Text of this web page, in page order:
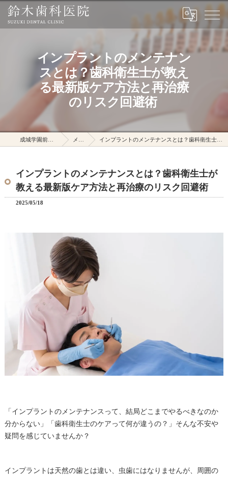
インプラントのメンテナン
スとは？歯科衛生士が教え
る最新版ケア方法と再治療
のリスク回避術
成城学園前駅の鈴木歯科医院 メディア インプラントのメンテナンスとは？歯科衛生士が教える最新版ケア方法と再治療のリスク回避術
インプラントのメンテナンスとは？歯科衛生士が
教える最新版ケア方法と再治療のリスク回避術
2025/05/18
「インプラントのメンテナンスって、結局どこまでやるべきなのか
分からない」「歯科衛生士のケアって何が違うの？」そんな不安や
疑問を感じていませんか？
インプラントは天然の歯とは違い、虫歯にはなりませんが、周囲の